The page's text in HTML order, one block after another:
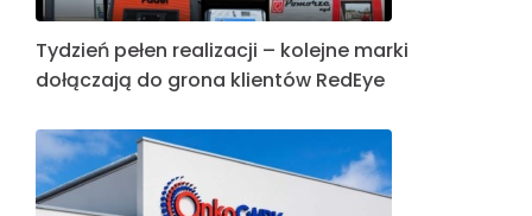
Tydzień pełen realizacji – kolejne marki
dołączają do grona klientów RedEye